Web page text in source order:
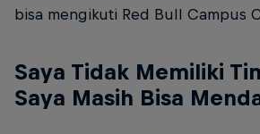
bisa mengikuti Red Bull Campus
Saya Tidak Memiliki
Saya Masih Bisa